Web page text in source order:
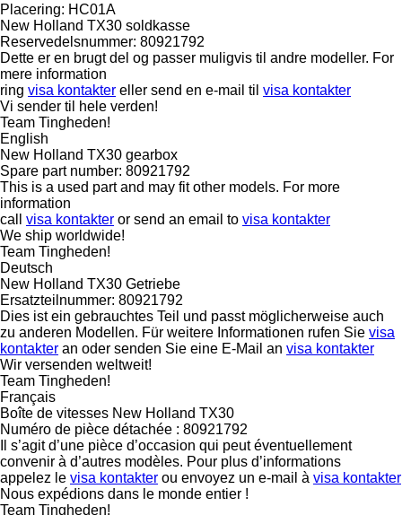
Placering: HC01A
New Holland TX30 soldkasse
Reservedelsnummer: 80921792
Dette er en brugt del og passer muligvis til andre modeller. For
mere information
ring visa kontakter eller send en e-mail til visa kontakter
Vi sender til hele verden!
Team Tingheden!
English
New Holland TX30 gearbox
Spare part number: 80921792
This is a used part and may fit other models. For more
information
call visa kontakter or send an email to visa kontakter
We ship worldwide!
Team Tingheden!
Deutsch
New Holland TX30 Getriebe
Ersatzteilnummer: 80921792
Dies ist ein gebrauchtes Teil und passt möglicherweise auch
zu anderen Modellen. Für weitere Informationen rufen Sie visa
kontakter an oder senden Sie eine E-Mail an visa kontakter
Wir versenden weltweit!
Team Tingheden!
Français
Boîte de vitesses New Holland TX30
Numéro de pièce détachée : 80921792
Il s’agit d’une pièce d’occasion qui peut éventuellement
convenir à d’autres modèles. Pour plus d’informations
appelez le visa kontakter ou envoyez un e-mail à visa kontakter
Nous expédions dans le monde entier !
Team Tingheden!